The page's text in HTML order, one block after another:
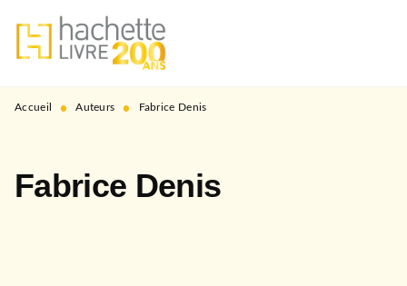
MENU RECHERCHE
PIED DE PAGE
Accueil • Auteurs • Fabrice Denis
Fabrice Denis